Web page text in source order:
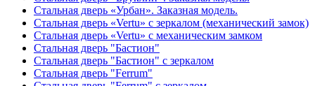
Стальная дверь «Урбан». Заказная модель.
Стальная дверь «Vertu» с зеркалом (механический замок)
Стальная дверь «Vertu» с механическим замком
Стальная дверь "Бастион"
Стальная дверь "Бастион" с зеркалом
Стальная дверь "Ferrum"